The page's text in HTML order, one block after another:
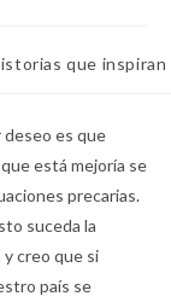
que inspiran
deseo es que
está mejoría se
precarias.
suceda la
y creo que si
país se